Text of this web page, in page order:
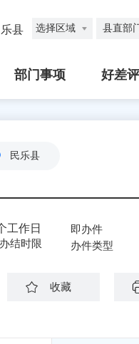
县 选择区域 县直部
部门事项 好差评
民乐县
工作日
结时限
即办件
办件类型
收藏